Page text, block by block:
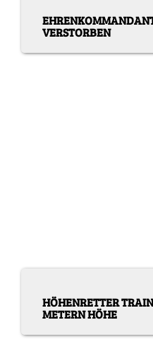
VERSTORBEN
HÖHENRETTER
METERN HÖHE